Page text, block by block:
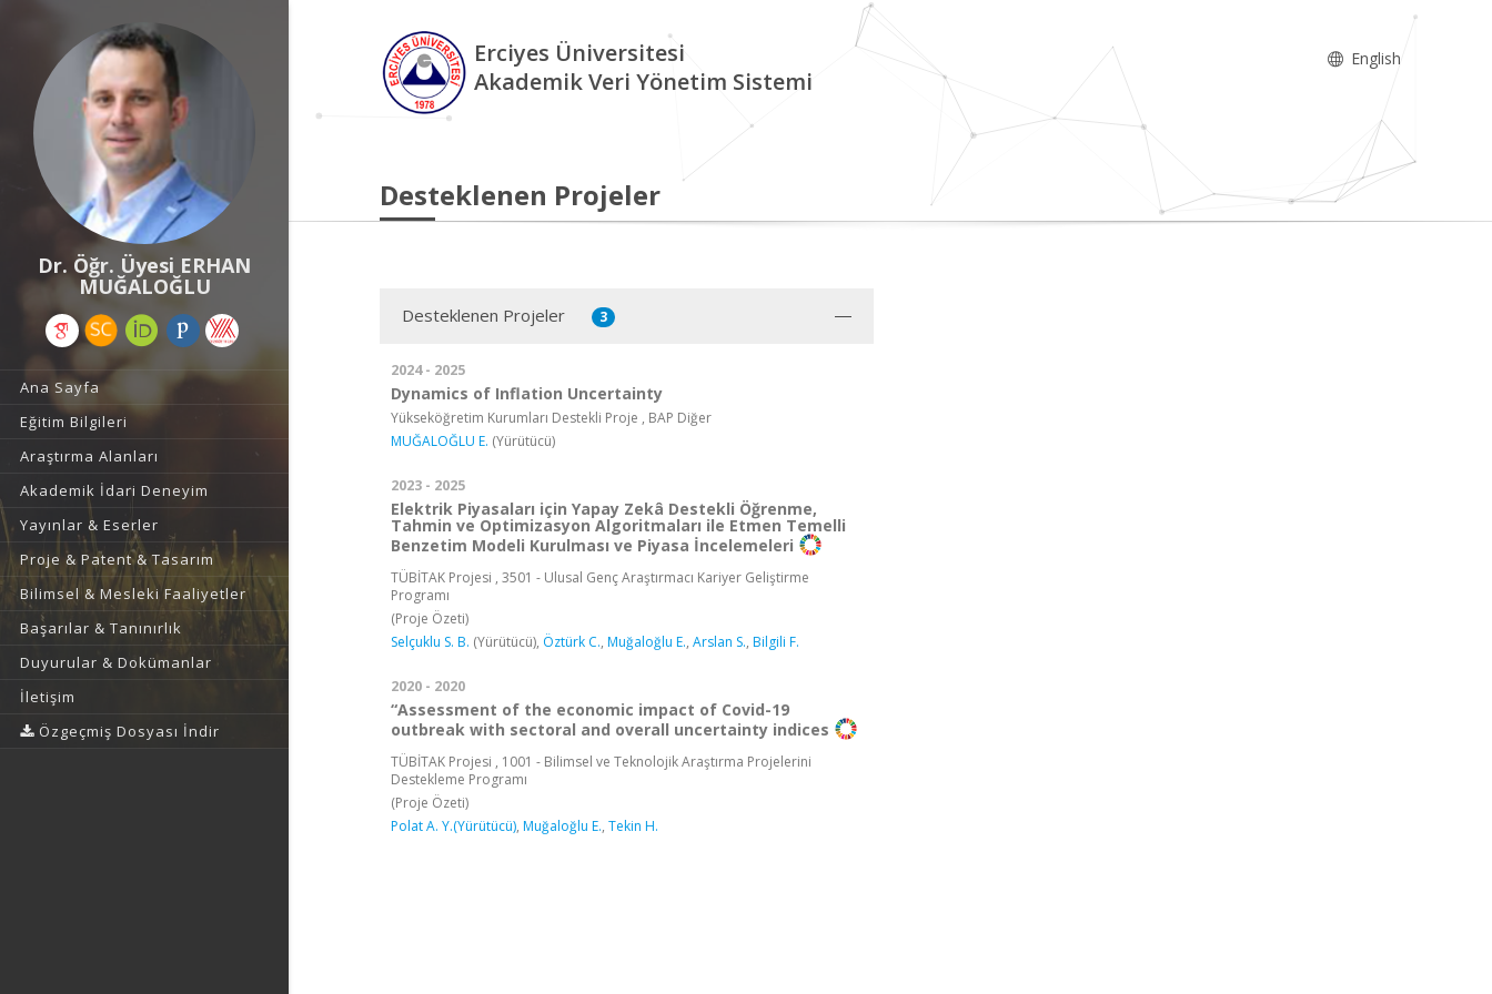
Dr. Öğr. Üyesi ERHAN
MUĞALOĞLU
Ana Sayfa
Eğitim Bilgileri
Araştırma Alanları
Akademik İdari Deneyim
Yayınlar & Eserler
Proje & Patent & Tasarım
Bilimsel & Mesleki Faaliyetler
Başarılar & Tanınırlık
Duyurular & Dokümanlar
İletişim
Özgeçmiş Dosyası İndir
Erciyes Üniversitesi
Akademik Veri Yönetim Sistemi
English
Desteklenen Projeler
Desteklenen Projeler 3
2024 - 2025
Dynamics of Inflation Uncertainty
Yükseköğretim Kurumları Destekli Proje , BAP Diğer
MUĞALOĞLU E. (Yürütücü)
2023 - 2025
Elektrik Piyasaları için Yapay Zekâ Destekli Öğrenme,
Tahmin ve Optimizasyon Algoritmaları ile Etmen Temelli
Benzetim Modeli Kurulması ve Piyasa İncelemeleri
TÜBİTAK Projesi , 3501 - Ulusal Genç Araştırmacı Kariyer Geliştirme
Programı
(Proje Özeti)
Selçuklu S. B. (Yürütücü), Öztürk C., Muğaloğlu E., Arslan S., Bilgili F.
2020 - 2020
“Assessment of the economic impact of Covid-19
outbreak with sectoral and overall uncertainty indices
TÜBİTAK Projesi , 1001 - Bilimsel ve Teknolojik Araştırma Projelerini
Destekleme Programı
(Proje Özeti)
Polat A. Y.(Yürütücü), Muğaloğlu E., Tekin H.